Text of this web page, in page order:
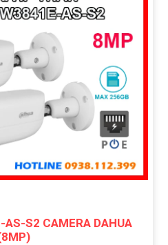
S2 CAMERA DAHUA